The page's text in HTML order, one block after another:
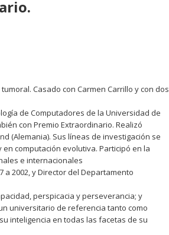
Casado con Carmen Carrillo y con dos
de Computadores de la Universidad de
con Premio Extraordinario. Realizó
(Alemania). Sus líneas de investigación se
computación evolutiva. Participó en la
e internacionales
a 2002, y Director del Departamento
perspicacia y perseverancia; y
universitario de referencia tanto como
inteligencia en todas las facetas de su